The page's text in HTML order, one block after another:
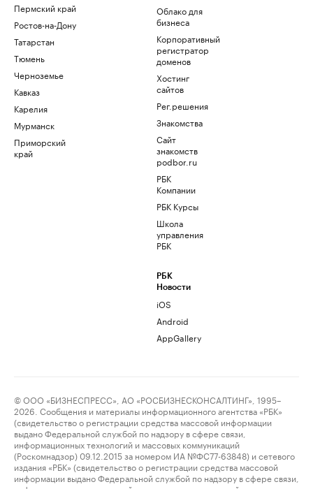
Пермский край
Ростов-на-Дону
Татарстан
Тюмень
Черноземье
Кавказ
Карелия
Мурманск
Приморский
край
Облако для
бизнеса
Корпоративный
регистратор
доменов
Хостинг
сайтов
Рег.решения
Знакомства
Сайт
знакомств
podbor.ru
РБК
Компании
РБК Курсы
Школа
управления
РБК
РБК
Новости
iOS
Android
AppGallery
© ООО «БИЗНЕСПРЕСС», АО «РОСБИЗНЕСКОНСАЛТИНГ», 1995–
2026. Сообщения и материалы информационного агентства «РБК»
(свидетельство о регистрации средства массовой информации
выдано Федеральной службой по надзору в сфере связи,
информационных технологий и массовых коммуникаций
(Роскомнадзор) 09.12.2015 за номером ИА №ФС77-63848) и сетевого
издания «РБК» (свидетельство о регистрации средства массовой
информации выдано Федеральной службой по надзору в сфере связи,